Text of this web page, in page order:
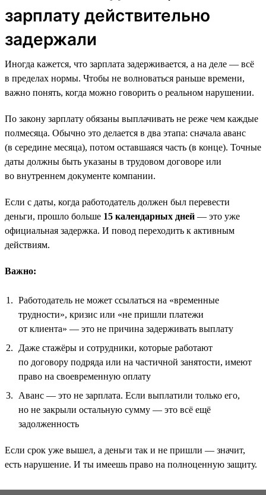
зарплату действительно
задержали
Иногда кажется, что зарплата задерживается, а на деле — всё
в пределах нормы. Чтобы не волноваться раньше времени,
важно понять, когда можно говорить о реальном нарушении.
По закону зарплату обязаны выплачивать не реже чем каждые
полмесяца. Обычно это делается в два этапа: сначала аванс
(в середине месяца), потом оставшаяся часть (в конце). Точные
даты должны быть указаны в трудовом договоре или
во внутреннем документе компании.
Если с даты, когда работодатель должен был перевести
деньги, прошло больше 15 календарных дней — это уже
официальная задержка. И повод переходить к активным
действиям.
Важно:
Работодатель не может ссылаться на «временные
трудности», кризис или «не пришли платежи
от клиента» — это не причина задерживать выплату
Даже стажёры и сотрудники, которые работают
по договору подряда или на частичной занятости, имеют
право на своевременную оплату
Аванс — это не зарплата. Если выплатили только его,
но не закрыли остальную сумму — это всё ещё
задолженность
Если срок уже вышел, а деньги так и не пришли — значит,
есть нарушение. И ты имеешь право на полноценную защиту.